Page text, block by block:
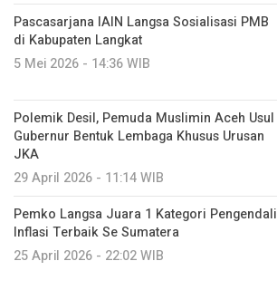
Pascasarjana IAIN Langsa Sosialisasi PMB
di Kabupaten Langkat
5 Mei 2026 - 14:36 WIB
Polemik Desil, Pemuda Muslimin Aceh Usul
Gubernur Bentuk Lembaga Khusus Urusan
JKA
29 April 2026 - 11:14 WIB
Pemko Langsa Juara 1 Kategori Pengendali
Inflasi Terbaik Se Sumatera
25 April 2026 - 22:02 WIB